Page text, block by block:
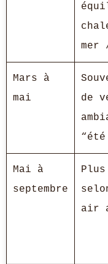
mer
Mars à
mai
de
“été
Mai à
septembre
air